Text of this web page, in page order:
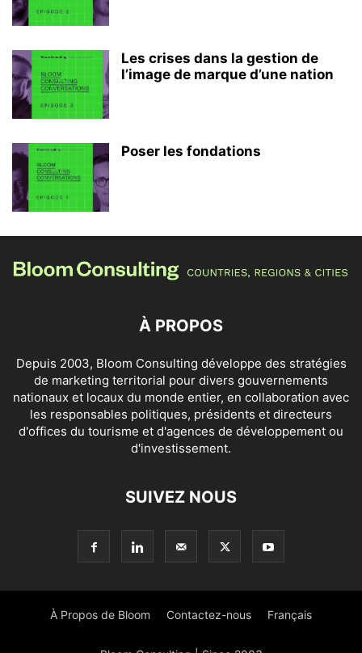
Les crises dans la gestion de
l’image de marque d’une nation
Poser les fondations
À PROPOS
Depuis 2003, Bloom Consulting développe des stratégies
de marketing territorial pour divers gouvernements
nationaux et locaux du monde entier, en collaboration avec
les responsables politiques, présidents et directeurs
d'offices du tourisme et d'agences de développement ou
d'investissement.
SUIVEZ NOUS
À Propos de Bloom Contactez-nous Français